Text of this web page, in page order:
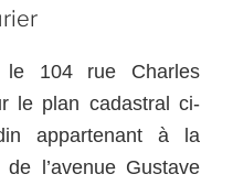
le 104 rue Charles
le plan cadastral ci-
appartenant à la
l’avenue Gustave